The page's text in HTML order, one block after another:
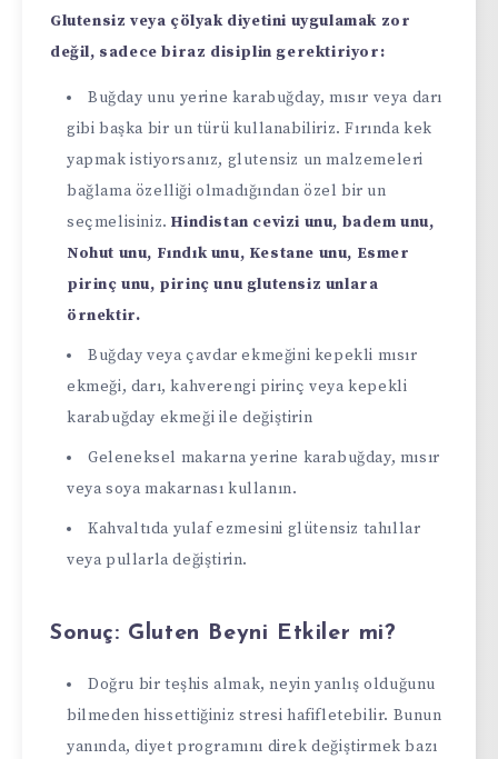
Glutensiz veya çölyak diyetini uygulamak zor
değil, sadece biraz disiplin gerektiriyor:
Buğday unu yerine karabuğday, mısır veya darı
gibi başka bir un türü kullanabiliriz. Fırında kek
yapmak istiyorsanız, glutensiz un malzemeleri
bağlama özelliği olmadığından özel bir un
seçmelisiniz.Hindistan cevizi unu, badem unu,
Nohut unu, Fındık unu, Kestane unu, Esmer
pirinç unu, pirinç unu glutensiz unlara
örnektir.
Buğday veya çavdar ekmeğini kepekli mısır
ekmeği, darı, kahverengi pirinç veya kepekli
karabuğday ekmeği ile değiştirin
Geleneksel makarna yerine karabuğday, mısır
veya soya makarnası kullanın.
Kahvaltıda yulaf ezmesini glütensiz tahıllar
veya pullarla değiştirin.
Sonuç: Gluten Beyni Etkiler mi?
Doğru bir teşhis almak, neyin yanlış olduğunu
bilmeden hissettiğiniz stresi hafifletebilir. Bunun
yanında, diyet programını direk değiştirmek bazı